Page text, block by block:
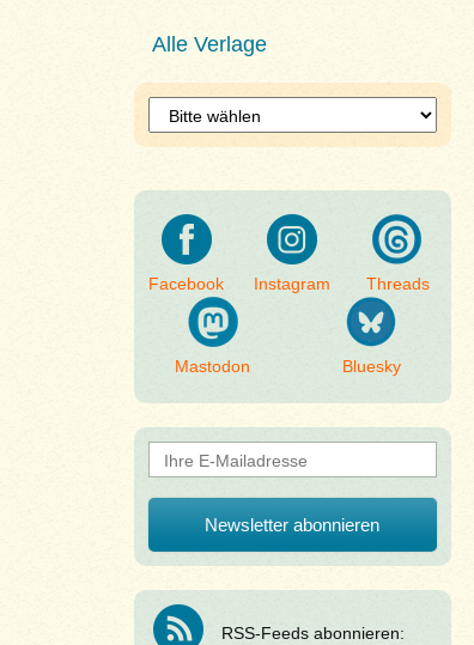
Alle Verlage
Facebook Instagram Threads
Mastodon Bluesky
RSS-Feeds abonnieren: